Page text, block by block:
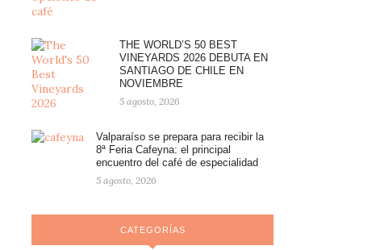
THE WORLD’S 50 BEST
VINEYARDS 2026 DEBUTA EN
SANTIAGO DE CHILE EN
NOVIEMBRE
5 agosto, 2026
Valparaíso se prepara para recibir la
8ª Feria Cafeyna: el principal
encuentro del café de especialidad
5 agosto, 2026
CATEGORÍAS